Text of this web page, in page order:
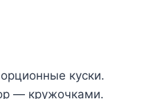
куски.
— кружочками.